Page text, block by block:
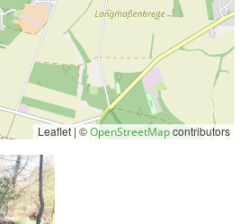
Leaflet | ©OpenStreetMapcontributors